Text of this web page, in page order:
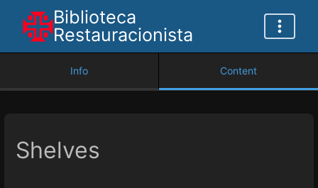
Biblioteca
Restauracionista
Info Content
Shelves